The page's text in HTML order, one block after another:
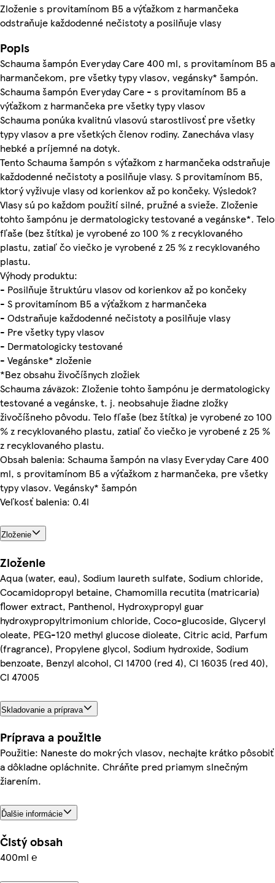
Zloženie s provitamínom B5 a výťažkom z harmančeka
odstraňuje každodenné nečistoty a posilňuje vlasy
Popis
Schauma šampón Everyday Care 400 ml, s provitamínom B5 a
harmančekom, pre všetky typy vlasov, vegánsky* šampón.
Schauma šampón Everyday Care - s provitamínom B5 a
výťažkom z harmančeka pre všetky typy vlasov
Schauma ponúka kvalitnú vlasovú starostlivosť pre všetky
typy vlasov a pre všetkých členov rodiny. Zanecháva vlasy
hebké a príjemné na dotyk.
Tento Schauma šampón s výťažkom z harmančeka odstraňuje
každodenné nečistoty a posilňuje vlasy. S provitamínom B5,
ktorý vyživuje vlasy od korienkov až po končeky. Výsledok?
Vlasy sú po každom použití silné, pružné a svieže. Zloženie
tohto šampónu je dermatologicky testované a vegánske*. Telo
fľaše (bez štítka) je vyrobené zo 100 % z recyklovaného
plastu, zatiaľ čo viečko je vyrobené z 25 % z recyklovaného
plastu.
Výhody produktu:
- Posilňuje štruktúru vlasov od korienkov až po končeky
- S provitamínom B5 a výťažkom z harmančeka
- Odstraňuje každodenné nečistoty a posilňuje vlasy
- Pre všetky typy vlasov
- Dermatologicky testované
- Vegánske* zloženie
*Bez obsahu živočíšnych zložiek
Schauma záväzok: Zloženie tohto šampónu je dermatologicky
testované a vegánske, t. j. neobsahuje žiadne zložky
živočíšneho pôvodu. Telo fľaše (bez štítka) je vyrobené zo 100
% z recyklovaného plastu, zatiaľ čo viečko je vyrobené z 25 %
z recyklovaného plastu.
Obsah balenia: Schauma šampón na vlasy Everyday Care 400
ml, s provitamínom B5 a výťažkom z harmančeka, pre všetky
typy vlasov. Vegánsky* šampón
Veľkosť balenia: 0.4l
Zloženie
Zloženie
Aqua (water, eau), Sodium laureth sulfate, Sodium chloride,
Cocamidopropyl betaine, Chamomilla recutita (matricaria)
flower extract, Panthenol, Hydroxypropyl guar
hydroxypropyltrimonium chloride, Coco-glucoside, Glyceryl
oleate, PEG-120 methyl glucose dioleate, Citric acid, Parfum
(fragrance), Propylene glycol, Sodium hydroxide, Sodium
benzoate, Benzyl alcohol, CI 14700 (red 4), CI 16035 (red 40),
CI 47005
Skladovanie a príprava
Príprava a použitie
Použitie: Naneste do mokrých vlasov, nechajte krátko pôsobiť
a dôkladne opláchnite. Chráňte pred priamym slnečným
žiarením.
Ďalšie informácie
Čistý obsah
400ml ℮